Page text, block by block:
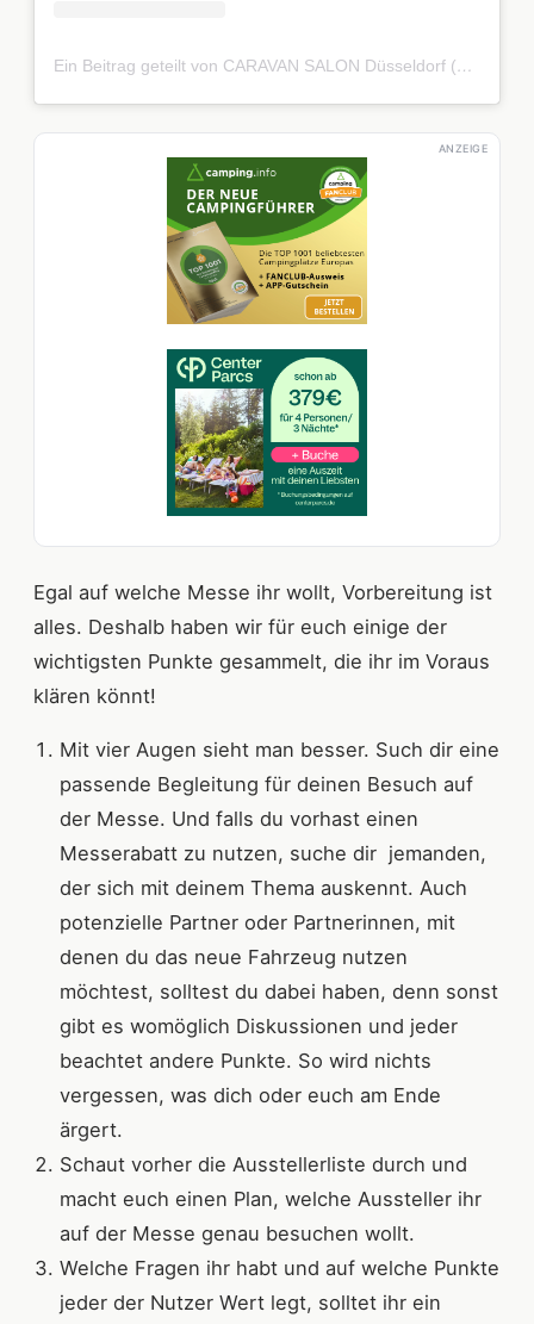
Ein Beitrag geteilt von CARAVAN SALON Düsseldorf (@caravan_salon_dus)
ANZEIGE
Egal auf welche Messe ihr wollt, Vorbereitung ist
alles. Deshalb haben wir für euch einige der
wichtigsten Punkte gesammelt, die ihr im Voraus
klären könnt!
Mit vier Augen sieht man besser. Such dir eine
passende Begleitung für deinen Besuch auf
der Messe. Und falls du vorhast einen
Messerabatt zu nutzen, suche dir jemanden,
der sich mit deinem Thema auskennt. Auch
potenzielle Partner oder Partnerinnen, mit
denen du das neue Fahrzeug nutzen
möchtest, solltest du dabei haben, denn sonst
gibt es womöglich Diskussionen und jeder
beachtet andere Punkte. So wird nichts
vergessen, was dich oder euch am Ende
ärgert.
Schaut vorher die Ausstellerliste durch und
macht euch einen Plan, welche Aussteller ihr
auf der Messe genau besuchen wollt.
Welche Fragen ihr habt und auf welche Punkte
jeder der Nutzer Wert legt, solltet ihr ein